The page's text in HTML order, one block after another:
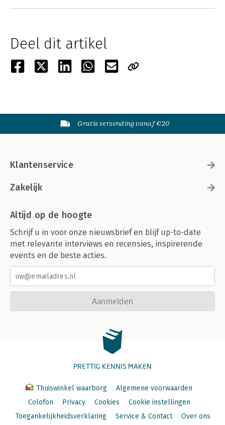
Deel dit artikel
Gratis verzending vanaf €20
Klantenservice
Zakelijk
Altijd op de hoogte
Schrijf u in voor onze nieuwsbrief en blijf up-to-date
met relevante interviews en recensies, inspirerende
events en de beste acties.
Aanmelden
PRETTIG KENNIS MAKEN
Thuiswinkel waarborg
Algemene voorwaarden
Colofon
Privacy Cookies
Cookie instellingen
Toegankelijkheidsverklaring
Service & Contact Over ons